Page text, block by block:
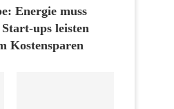
Energie muss
ups leisten
Kostensparen